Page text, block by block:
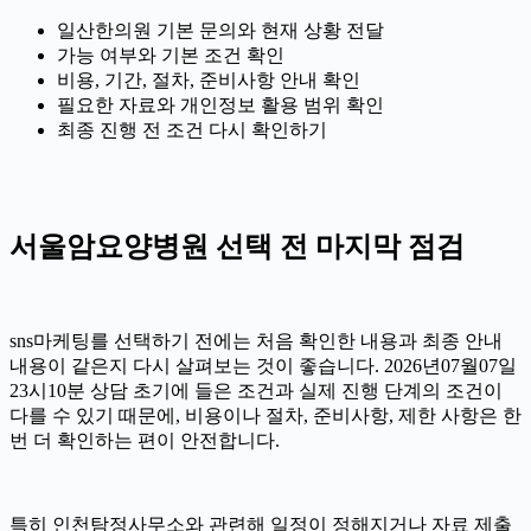
일산한의원 기본 문의와 현재 상황 전달
가능 여부와 기본 조건 확인
비용, 기간, 절차, 준비사항 안내 확인
필요한 자료와 개인정보 활용 범위 확인
최종 진행 전 조건 다시 확인하기
서울암요양병원 선택 전 마지막 점검
sns마케팅를 선택하기 전에는 처음 확인한 내용과 최종 안내
내용이 같은지 다시 살펴보는 것이 좋습니다. 2026년07월07일
23시10분 상담 초기에 들은 조건과 실제 진행 단계의 조건이
다를 수 있기 때문에, 비용이나 절차, 준비사항, 제한 사항은 한
번 더 확인하는 편이 안전합니다.
특히 인천탐정사무소와 관련해 일정이 정해지거나 자료 제출